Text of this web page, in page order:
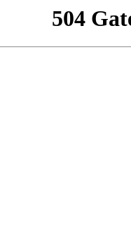
504